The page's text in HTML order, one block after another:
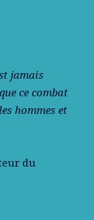
jamais
ce combat
hommes et
du